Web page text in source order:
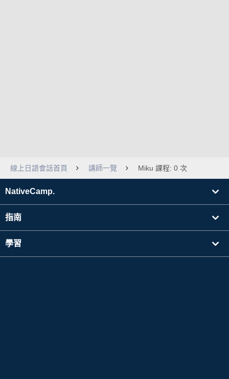
線上日語會話首頁 講師一覽 Miku 課程: 0 次
NativeCamp.
指南
學習